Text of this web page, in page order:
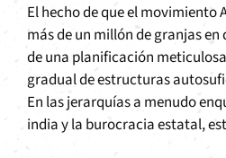
El hecho de que el movimiento
más de un millón de granjas en
de una planificación
gradual de estructuras
En las jerarquías a menudo
india y la burocracia estatal,